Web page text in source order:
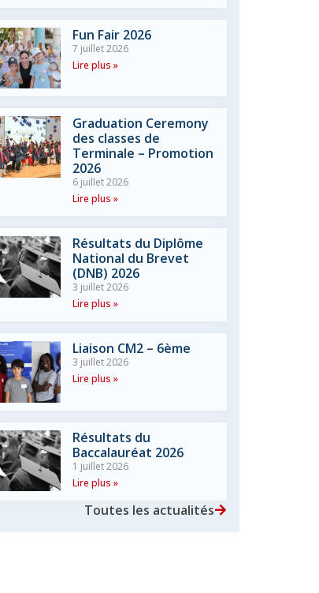
Fun Fair 2026
7 juillet 2026
Lire plus »
Graduation Ceremony
des classes de
Terminale – Promotion
2026
6 juillet 2026
Lire plus »
Résultats du Diplôme
National du Brevet
(DNB) 2026
3 juillet 2026
Lire plus »
Liaison CM2 – 6ème
3 juillet 2026
Lire plus »
Résultats du
Baccalauréat 2026
1 juillet 2026
Lire plus »
Toutes les actualités